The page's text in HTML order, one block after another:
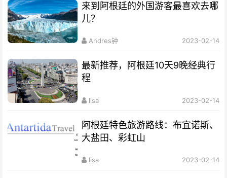
来到阿根廷的外国游客最喜欢去哪
儿？
Andres钟 2023-02-14
最新推荐，阿根廷10天9晚经典行
程
lisa 2023-02-14
阿根廷特色旅游路线：布宜诺斯、
大盐田、彩虹山
lisa 2023-02-14